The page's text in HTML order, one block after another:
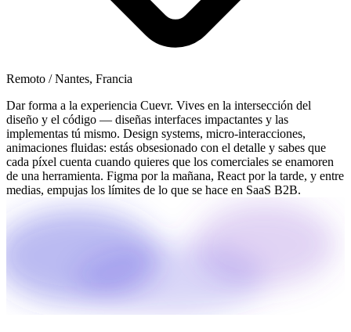
Remoto / Nantes, Francia
Dar forma a la experiencia Cuevr. Vives en la intersección del
diseño y el código — diseñas interfaces impactantes y las
implementas tú mismo. Design systems, micro-interacciones,
animaciones fluidas: estás obsesionado con el detalle y sabes que
cada píxel cuenta cuando quieres que los comerciales se enamoren
de una herramienta. Figma por la mañana, React por la tarde, y entre
medias, empujas los límites de lo que se hace en SaaS B2B.